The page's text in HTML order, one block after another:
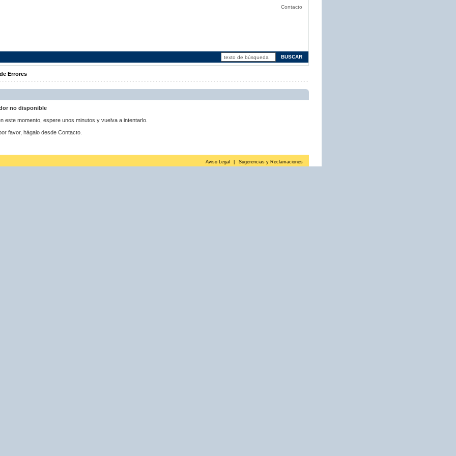
Contacto
Errores
no disponible
este momento, espere unos minutos y vuelva a intentarlo.
favor, hágalo desde Contacto.
Aviso Legal Sugerencias y Reclamaciones